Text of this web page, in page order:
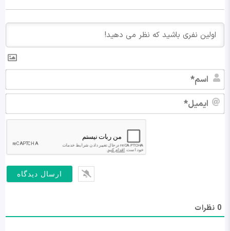
0نظرات